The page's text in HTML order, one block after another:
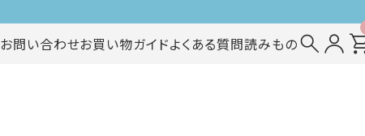
お問い合わせお買い物ガイドよくある質問読みもの